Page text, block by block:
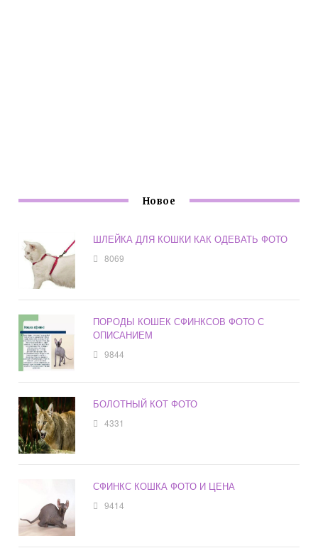
Новое
ШЛЕЙКА ДЛЯ КОШКИ КАК ОДЕВАТЬ ФОТО
8069
ПОРОДЫ КОШЕК СФИНКСОВ ФОТО С
ОПИСАНИЕМ
9844
БОЛОТНЫЙ КОТ ФОТО
4331
СФИНКС КОШКА ФОТО И ЦЕНА
9414